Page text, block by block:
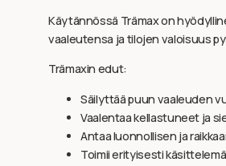
Käytännössä Trämax on
vaaleutensa ja tilojen valoisuus
Trämaxin edut:
Säilyttää puun vaaleuden
Vaalentaa kellastuneet ja
Antaa luonnollisen ja
Toimii erityisesti